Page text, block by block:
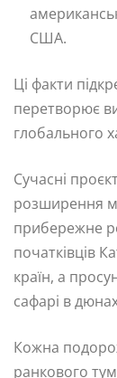
США.
Ці факти
перетворює
глобального
Сучасні
розширення
прибережне
початківців
країн, а
сафарі в
Кожна
ранкового